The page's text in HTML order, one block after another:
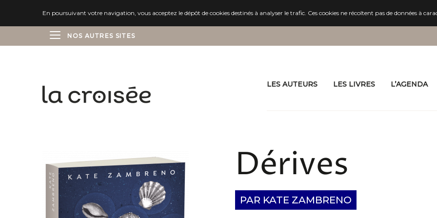
En poursuivant votre navigation, vous acceptez le dépôt de cookies destinés à analyser le trafic. Ces cookies ne récoltent pas de données à
NOS AUTRES SITES
LES AUTEURS LES LIVRES L’AGENDA
Dérives
PAR KATE ZAMBRENO